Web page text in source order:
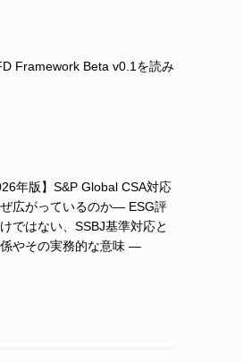
Framework Beta v0.1を読み
年版】S&P Global CSA対応
広がっているのか― ESG評
ではない、SSBJ基準対応と
やその実務的な意味 ―